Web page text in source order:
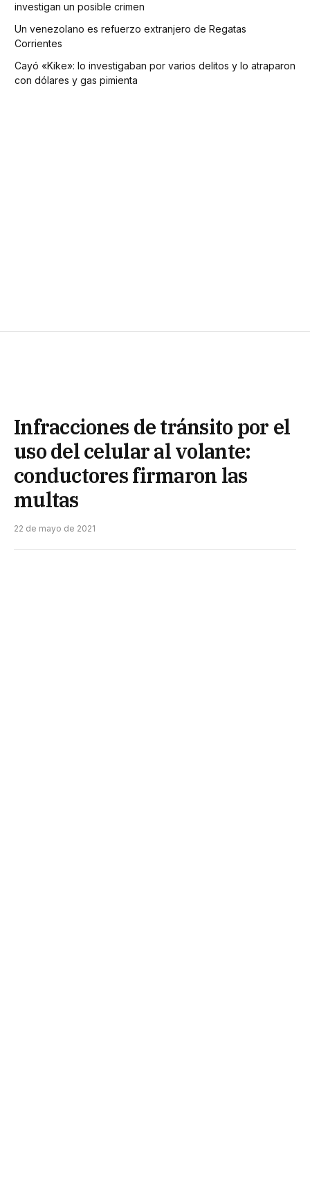
investigan un posible crimen
Un venezolano es refuerzo extranjero de Regatas
Corrientes
Cayó «Kike»: lo investigaban por varios delitos y lo atraparon
con dólares y gas pimienta
Infracciones de tránsito por el
uso del celular al volante:
conductores firmaron las
multas
22 de mayo de 2021